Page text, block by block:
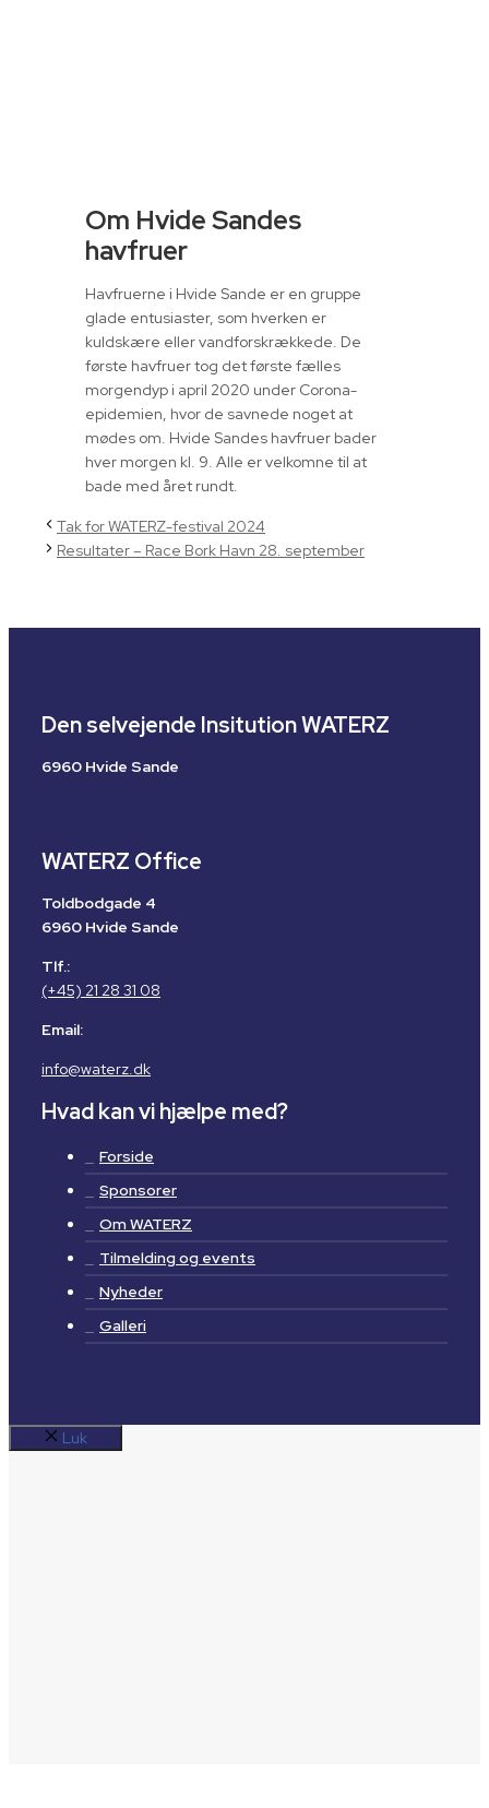
Om Hvide Sandes
havfruer
Havfruerne i Hvide Sande er en gruppe
glade entusiaster, som hverken er
kuldskære eller vandforskrækkede. De
første havfruer tog det første fælles
morgendyp i april 2020 under Corona-
epidemien, hvor de savnede noget at
mødes om. Hvide Sandes havfruer bader
hver morgen kl. 9. Alle er velkomne til at
bade med året rundt.
Tak for WATERZ-festival 2024
Resultater – Race Bork Havn 28. september
Den selvejende Insitution WATERZ
6960 Hvide Sande
WATERZ Office
Toldbodgade 4
6960 Hvide Sande
Tlf.:
(+45) 21 28 31 08
Email:
info@waterz.dk
Hvad kan vi hjælpe med?
Forside
Sponsorer
Om WATERZ
Tilmelding og events
Nyheder
Galleri
Luk